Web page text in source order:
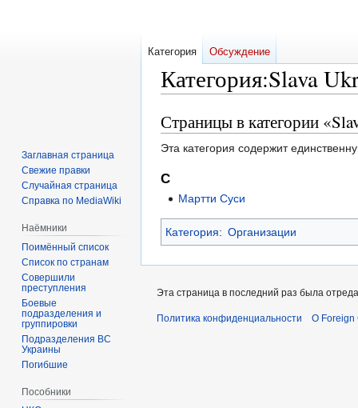
Категория:Slava
Перейти
к
навигации
Перейти
к
поиску
Страницы в категории
Эта категория содержит
С
Мартти Суси
Категория: Организации
Категория Обсуждение
Заглавная страница
Свежие правки
Случайная страница
Справка по MediaWiki
Наёмники
Поимённый список
Список по странам
Совершили
преступления
Боевые
подразделения и
группировки
Подразделения ВС
Украины
Погибшие
Пособники
Эта страница в последний раз была
Политика конфиденциальности О Foreign